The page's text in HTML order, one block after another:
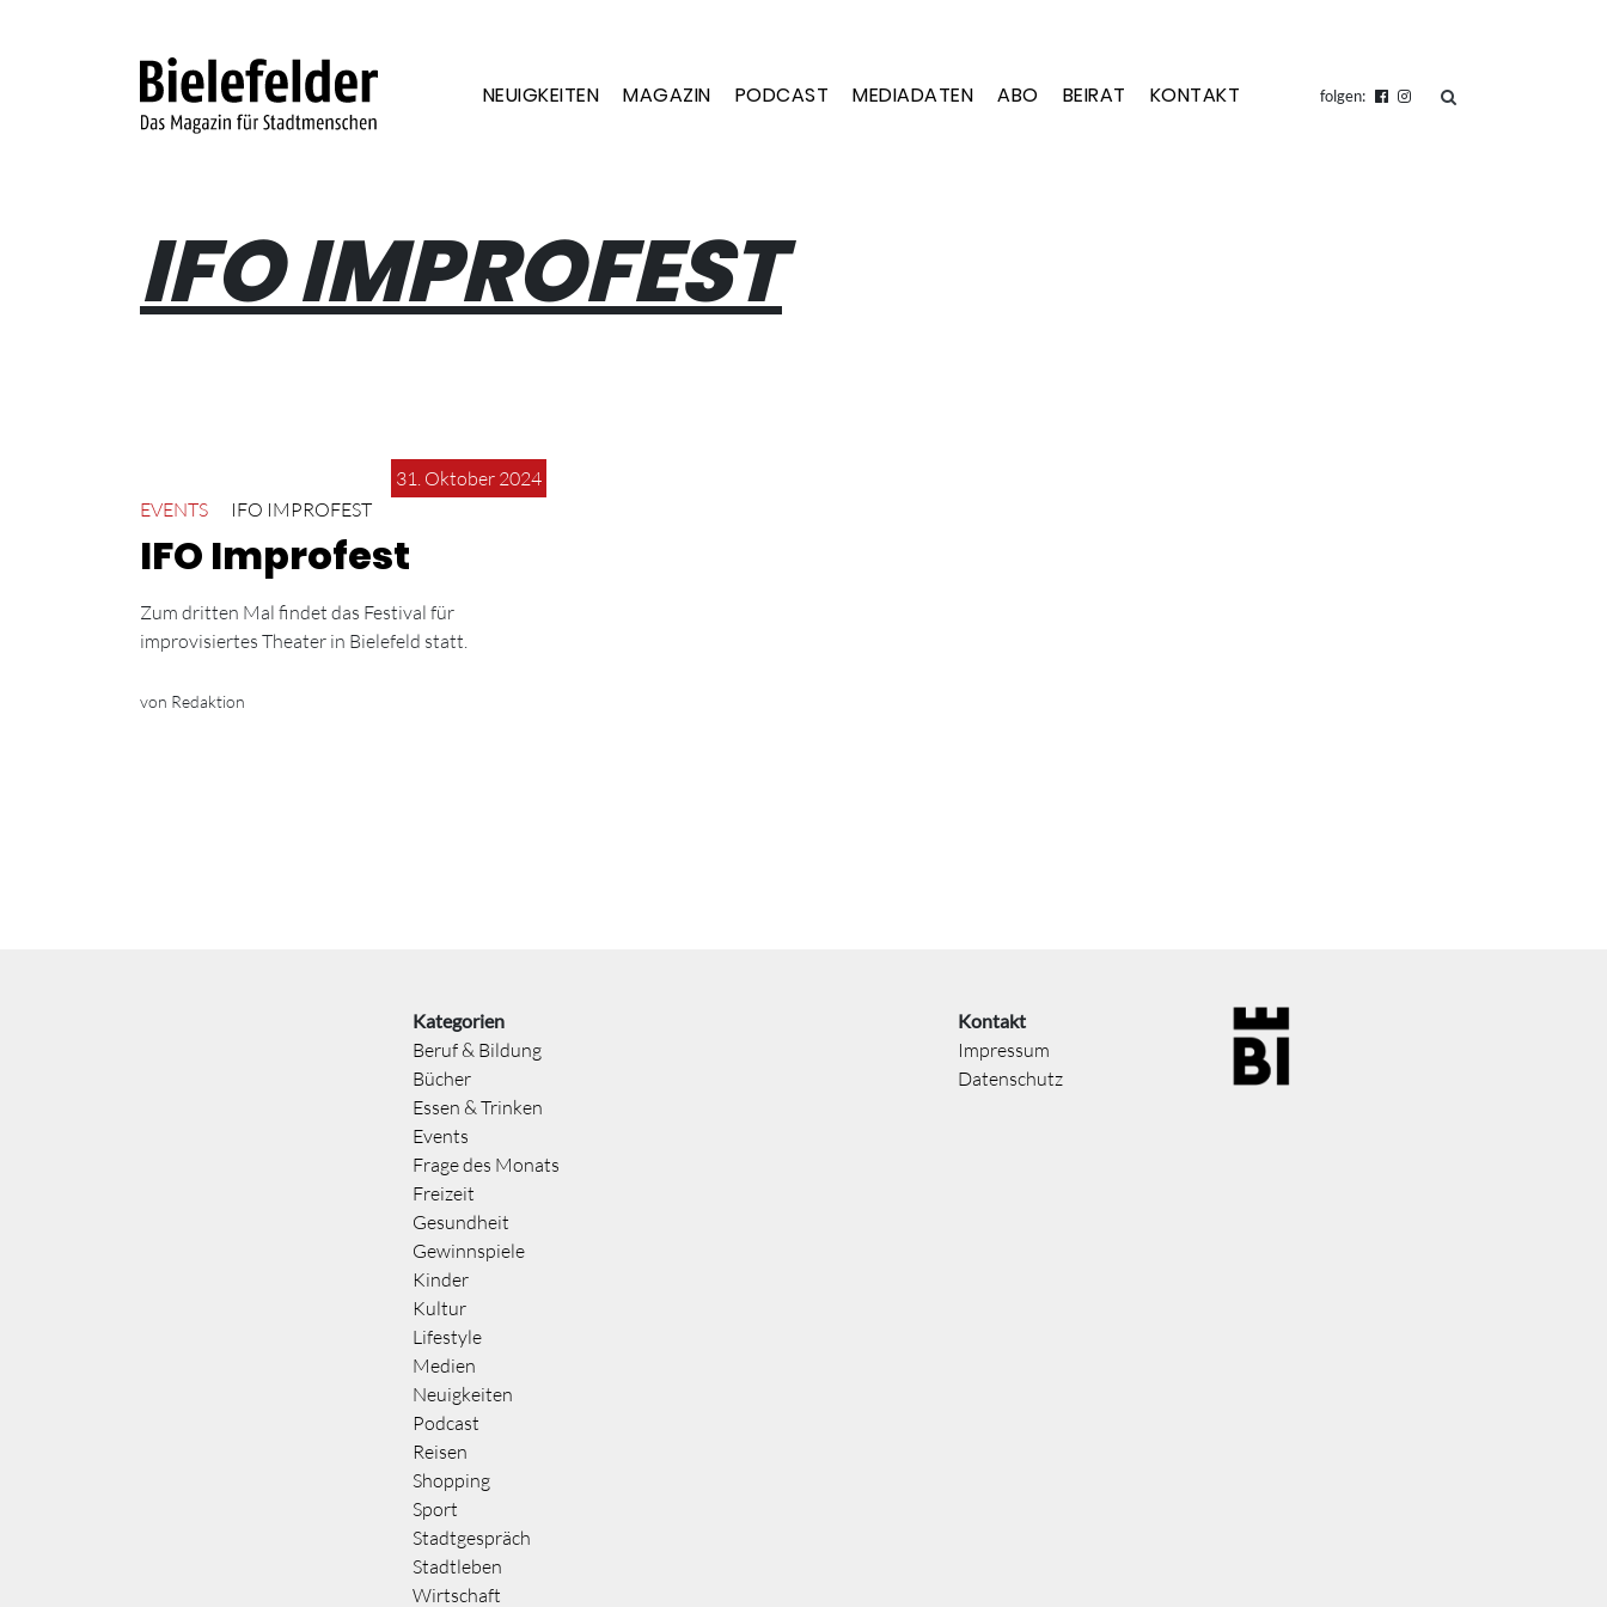
NEUIGKEITEN MAGAZIN PODCAST MEDIADATEN ABO BEIRAT KONTAKT folgen: suchen
IFO IMPROFEST
31. Oktober 2024
EVENTS
IFO IMPROFEST
IFO Improfest
Zum dritten Mal findet das Festival für
improvisiertes Theater in Bielefeld statt.
von Redaktion
Kategorien
Beruf & Bildung
Bücher
Essen & Trinken
Events
Frage des Monats
Freizeit
Gesundheit
Gewinnspiele
Kinder
Kultur
Lifestyle
Medien
Neuigkeiten
Podcast
Reisen
Shopping
Sport
Stadtgespräch
Stadtleben
Wirtschaft
Kontakt
Impressum
Datenschutz